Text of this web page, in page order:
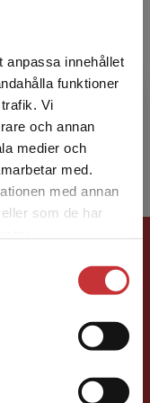
anpassa innehållet
funktioner
Vi
och annan
medier och
med.
med annan
som de har
Sverige.
Sverige. För
vid